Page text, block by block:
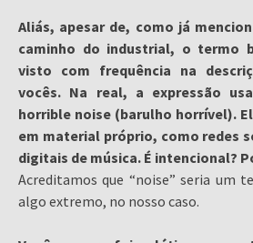
Aliás, apesar de, como já
caminho do industrial, o termo
visto com frequência na
vocês. Na real, a expressão
horrible noise (barulho horrível).
em material próprio, como redes
digitais de música. É intencional?
Acreditamos que “noise” seria um
algo extremo, no nosso caso.